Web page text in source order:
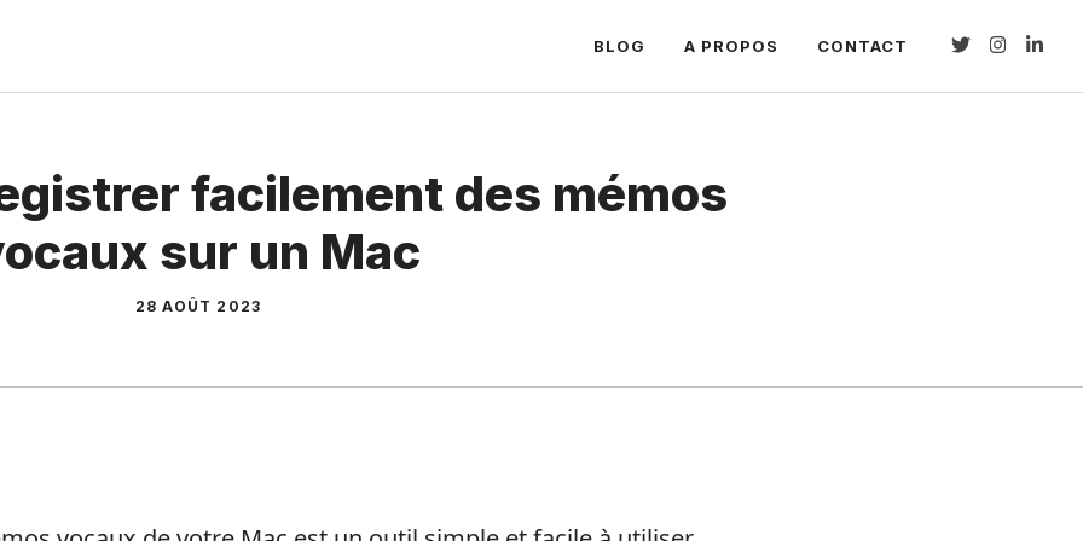
BLOG A PROPOS CONTACT
facilement des mémos
sur un Mac
28 AOÛT 2023